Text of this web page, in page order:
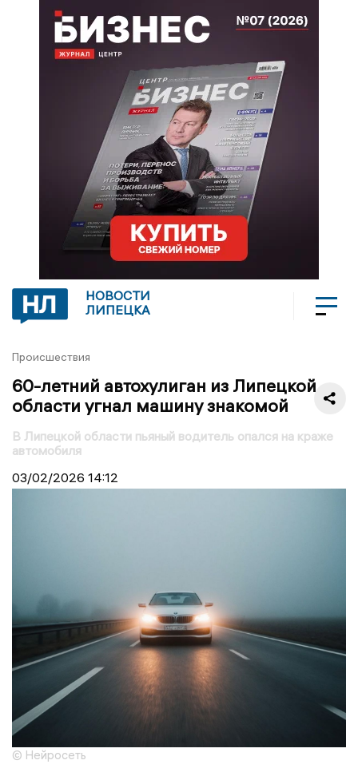
НОВОСТИ
ЛИПЕЦКА
Происшествия
60-летний автохулиган из Липецкой
области угнал машину знакомой
В Липецкой области пьяный водитель опался на краже
автомобиля
03/02/2026 14:12
© Нейросеть